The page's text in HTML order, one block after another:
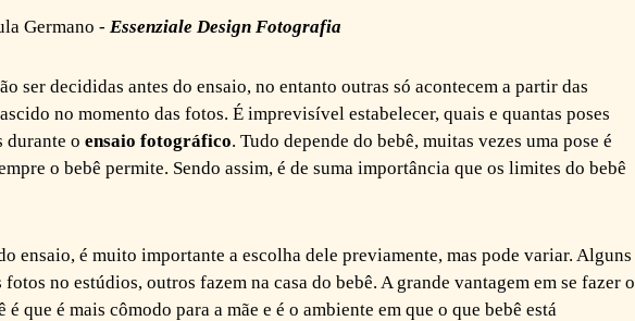
Germano - Essenziale Design Fotografia
ser decididas antes do ensaio, no entanto outras só acontecem a partir das
no momento das fotos. É imprevisível estabelecer, quais e quantas poses
durante o ensaio fotográfico. Tudo depende do bebê, muitas vezes uma pose é
o bebê permite. Sendo assim, é de suma importância que os limites do bebê
ensaio, é muito importante a escolha dele previamente, mas pode variar. Alguns
no estúdios, outros fazem na casa do bebê. A grande vantagem em se fazer o
é que é mais cômodo para a mãe e é o ambiente em que o que bebê está